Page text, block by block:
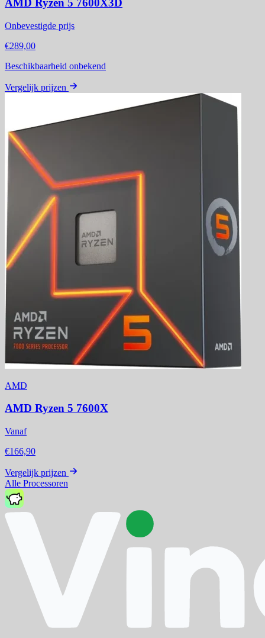
AMD Ryzen 5 7600X3D
Onbevestigde prijs
€289,00
Beschikbaarheid onbekend
Vergelijk prijzen
AMD
AMD Ryzen 5 7600X
Vanaf
€166,90
Vergelijk prijzen
Alle Processoren